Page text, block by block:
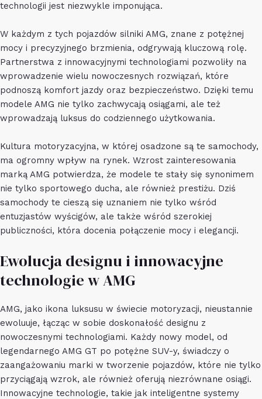
technologii jest niezwykle imponująca.
W każdym z tych pojazdów silniki AMG, znane z potężnej
mocy i precyzyjnego brzmienia, odgrywają kluczową rolę.
Partnerstwa z innowacyjnymi technologiami pozwoliły na
wprowadzenie wielu nowoczesnych rozwiązań, które
podnoszą komfort jazdy oraz bezpieczeństwo. Dzięki temu
modele AMG nie tylko zachwycają osiągami, ale też
wprowadzają luksus do codziennego użytkowania.
Kultura motoryzacyjna, w której osadzone są te samochody,
ma ogromny wpływ na rynek. Wzrost zainteresowania
marką AMG potwierdza, że modele te stały się synonimem
nie tylko sportowego ducha, ale również prestiżu. Dziś
samochody te cieszą się uznaniem nie tylko wśród
entuzjastów wyścigów, ale także wśród szerokiej
publiczności, która docenia połączenie mocy i elegancji.
Ewolucja designu i innowacyjne
technologie w AMG
AMG, jako ikona luksusu w świecie motoryzacji, nieustannie
ewoluuje, łącząc w sobie doskonałość designu z
nowoczesnymi technologiami. Każdy nowy model, od
legendarnego AMG GT po potężne SUV-y, świadczy o
zaangażowaniu marki w tworzenie pojazdów, które nie tylko
przyciągają wzrok, ale również oferują niezrównane osiągi.
Innowacyjne technologie, takie jak inteligentne systemy